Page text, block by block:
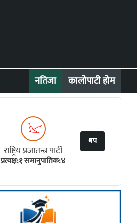
नतिजा कालोपाटी होम
राष्ट्रिय प्रजातन्त्र पार्टी
प्रत्यक्ष:१ समानुपातिक:४
थप